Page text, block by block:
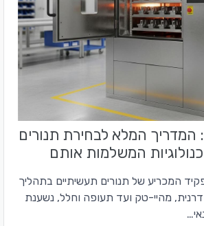
המדריך המלא לבחירת תנורים
המשלמות אותם
המכריע של תנורים תעשיתיים בתהליך
מהיי-טק ועד תעופה וחלל, נשענת